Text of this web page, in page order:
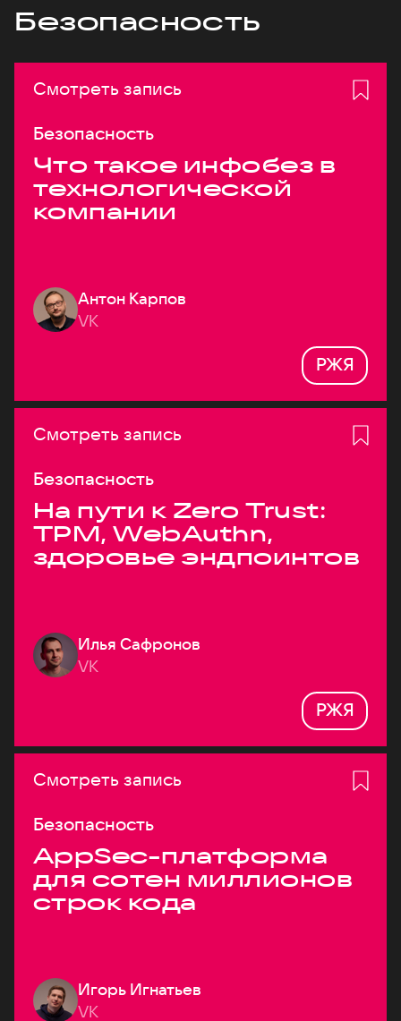
Безопасность
Смотреть запись
Безопасность
Что такое инфобез в
технологической
компании
Антон Карпов
VK
РЖЯ
Смотреть запись
Безопасность
На пути к Zero Trust:
TPM, WebAuthn,
здоровье эндпоинтов
Илья Сафронов
VK
РЖЯ
Смотреть запись
Безопасность
AppSec-платформа
для сотен миллионов
строк кода
Игорь Игнатьев
VK